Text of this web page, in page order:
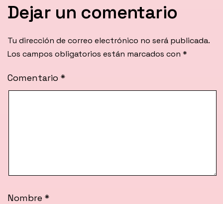
Dejar un comentario
Tu dirección de correo electrónico no será publicada.
Los campos obligatorios están marcados con *
Comentario *
Nombre *